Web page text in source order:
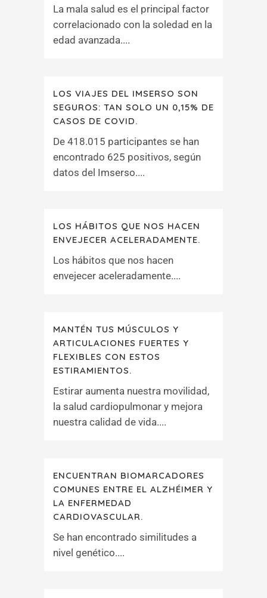
La mala salud es el principal factor
correlacionado con la soledad en la
edad avanzada....
LOS VIAJES DEL IMSERSO SON
SEGUROS: TAN SOLO UN 0,15% DE
CASOS DE COVID.
De 418.015 participantes se han
encontrado 625 positivos, según
datos del Imserso....
LOS HÁBITOS QUE NOS HACEN
ENVEJECER ACELERADAMENTE.
Los hábitos que nos hacen
envejecer aceleradamente....
MANTÉN TUS MÚSCULOS Y
ARTICULACIONES FUERTES Y
FLEXIBLES CON ESTOS
ESTIRAMIENTOS.
Estirar aumenta nuestra movilidad,
la salud cardiopulmonar y mejora
nuestra calidad de vida....
ENCUENTRAN BIOMARCADORES
COMUNES ENTRE EL ALZHÉIMER Y
LA ENFERMEDAD
CARDIOVASCULAR.
Se han encontrado similitudes a
nivel genético....